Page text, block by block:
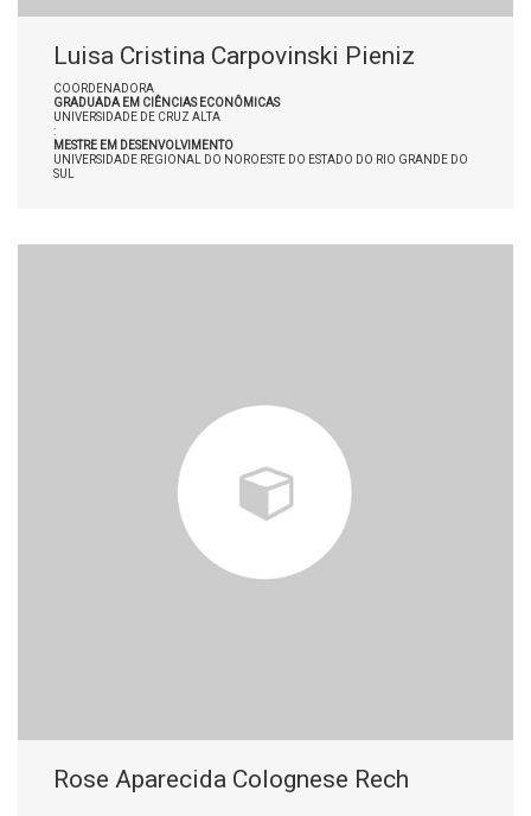
Luisa Cristina Carpovinski Pieniz
COORDENADORA
GRADUADA EM CIÊNCIAS ECONÔMICAS
UNIVERSIDADE DE CRUZ ALTA
:
MESTRE EM DESENVOLVIMENTO
UNIVERSIDADE REGIONAL DO NOROESTE DO ESTADO DO RIO GRANDE DO
SUL
Rose Aparecida Colognese Rech